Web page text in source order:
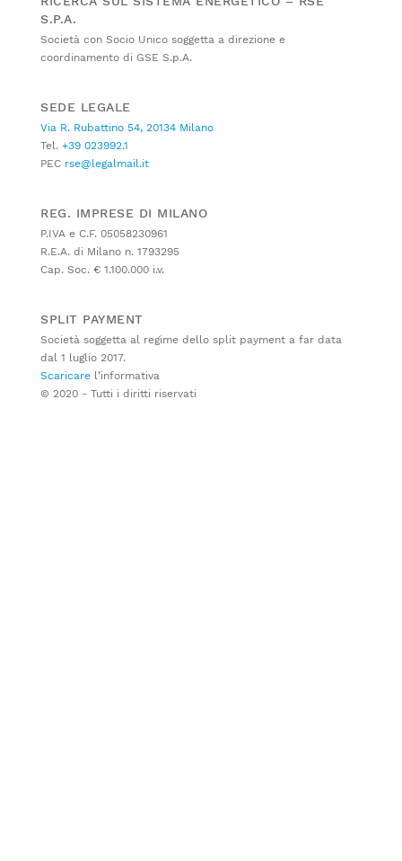
S.P.A.
Società con Socio Unico soggetta a direzione e
coordinamento di GSE S.p.A.
SEDE LEGALE
Via R. Rubattino 54, 20134 Milano
Tel. +39 023992.1
PEC rse@legalmail.it
REG. IMPRESE DI MILANO
P.IVA e C.F. 05058230961
R.E.A. di Milano n. 1793295
Cap. Soc. € 1.100.000 i.v.
SPLIT PAYMENT
Società soggetta al regime dello split payment a far data
dal 1 luglio 2017.
Scaricare l’informativa
© 2020 - Tutti i diritti riservati